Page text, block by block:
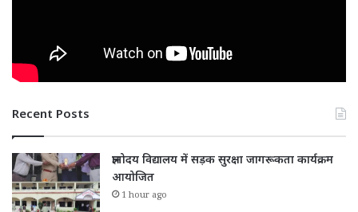
Recent Posts
ज्ञानोदय विद्यालय में सड़क सुरक्षा जागरूकता कार्यक्रम
आयोजित
1 hour ago